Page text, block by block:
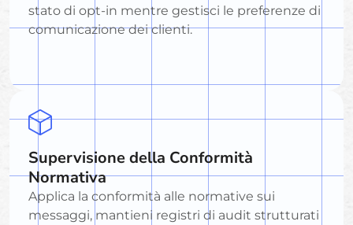
stato di opt-in mentre gestisci le preferenze di
comunicazione dei clienti.
Supervisione della Conformità
Normativa
Applica la conformità alle normative sui
messaggi, mantieni registri di audit strutturati